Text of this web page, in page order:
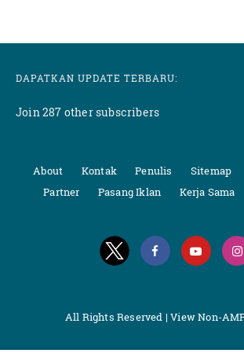
DAPATKAN UPDATE TERBARU:
Join 287 other subscribers
About Kontak Penulis Sitemap
Partner
Pasang Iklan Kerja Sama
All Rights Reserved |View Non-